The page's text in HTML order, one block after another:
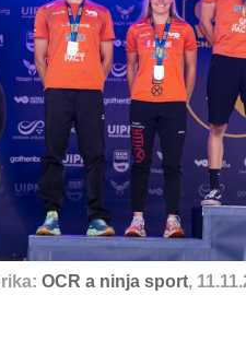
OCR a ninja sport,